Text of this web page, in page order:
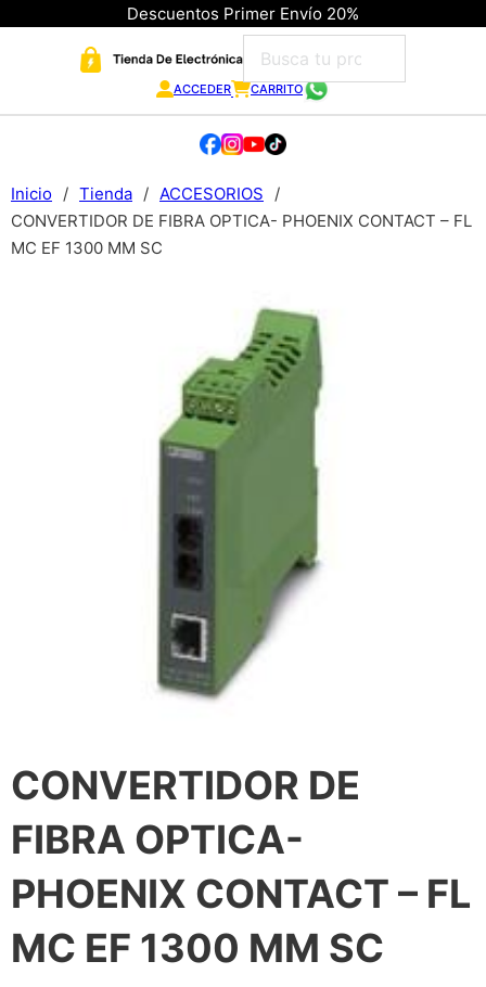
Descuentos Primer Envío 20%
ACCEDER CARRITO
Inicio / Tienda / ACCESORIOS
/
CONVERTIDOR DE FIBRA OPTICA- PHOENIX CONTACT – FL
MC EF 1300 MM SC
CONVERTIDOR DE
FIBRA OPTICA-
PHOENIX CONTACT – FL
MC EF 1300 MM SC